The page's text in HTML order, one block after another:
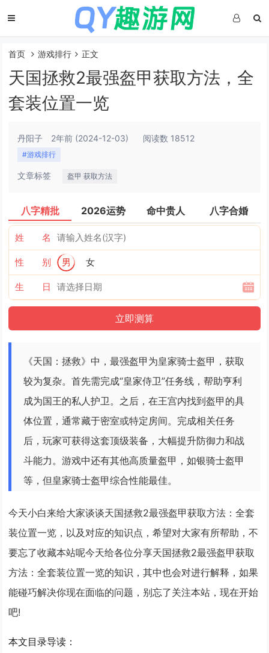
首页 游戏排行 正文
天国拯救2最强盔甲获取方法，全
套装位置一览
丹阳子 2年前 (2024-12-03) 阅读数 18512
#游戏排行
文章标签 盔甲 获取方法
八字精批 2026运势 命中贵人 八字合婚
姓 名
性 别 男 女
生 日
《天国：拯救》中，最强盔甲为皇家骑士盔甲，获取
较为复杂。首先需完成“皇家侍卫”任务线，帮助亨利
成为国王的私人护卫。之后，在王宫内找到盔甲的具
体位置，通常藏于密室或特定房间。完成相关任务
后，玩家可获得这套顶级装备，大幅提升防御力和战
斗能力。游戏中还有其他高质量盔甲，如银骑士盔甲
等，但皇家骑士盔甲综合性能最佳。
今天小白来给大家谈谈天国拯救2最强盔甲获取方法：全套
装位置一览，以及对应的知识点，希望对大家有所帮助，不
要忘了收藏本站呢今天给各位分享天国拯救2最强盔甲获取
方法：全套装位置一览的知识，其中也会对进行解释，如果
能碰巧解决你现在面临的问题，别忘了关注本站，现在开始
吧!
本文目录导读：